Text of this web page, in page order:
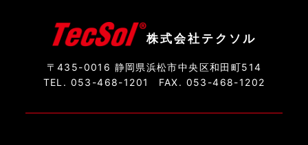
株式会社テクソル
〒435-0016 静岡県浜松市中央区和田町514
TEL. 053-468-1201
FAX. 053-468-1202